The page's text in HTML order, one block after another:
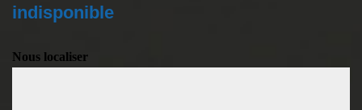
indisponible
Nous localiser